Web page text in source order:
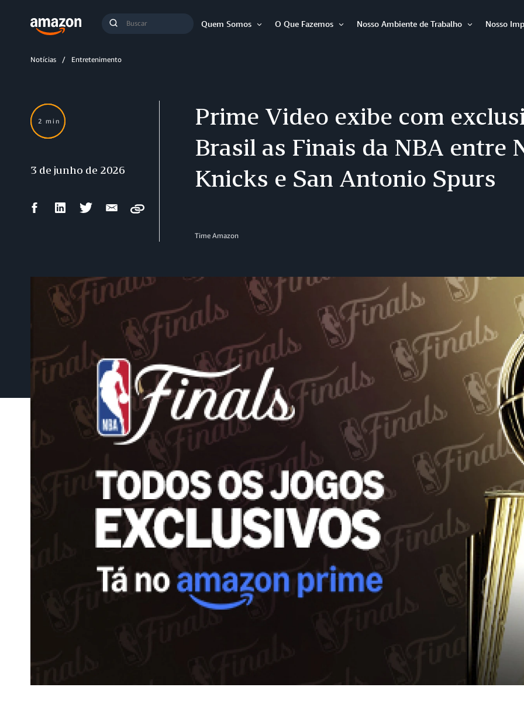
Buscar
Quem Somos
O Que Fazemos
Nosso Ambiente de Trabalho
Nosso
Notícias Entretenimento
Prime Video exibe com
Brasil as Finais da NBA entre
Knicks e San Antonio Spurs
Time Amazon
2 min
3 de junho de 2026
CompartilharCompartilharCompartilharCompartilhar
Copy